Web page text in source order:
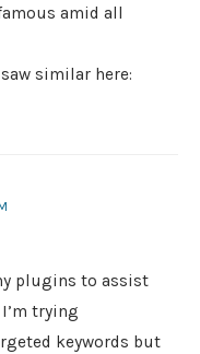
amid all
similar here:
plugins to assist
trying
keywords but